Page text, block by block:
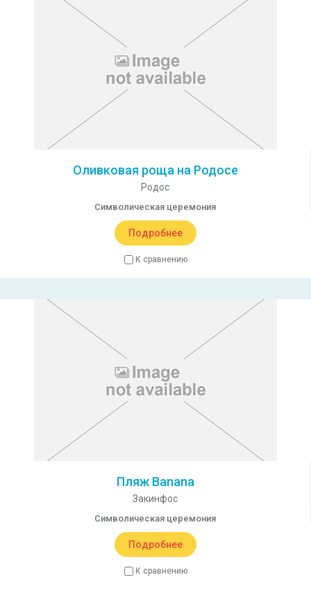
Оливковая роща на Родосе
Родос
Символическая церемония
Подробнее
К сравнению
Пляж Banana
Закинфос
Символическая церемония
Подробнее
К сравнению